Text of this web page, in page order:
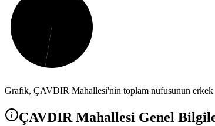
Grafik, ÇAVDIR Mahallesi'nin toplam nüfusunun erkek
ÇAVDIR Mahallesi Genel